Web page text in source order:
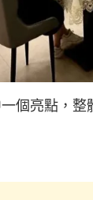
個亮點，